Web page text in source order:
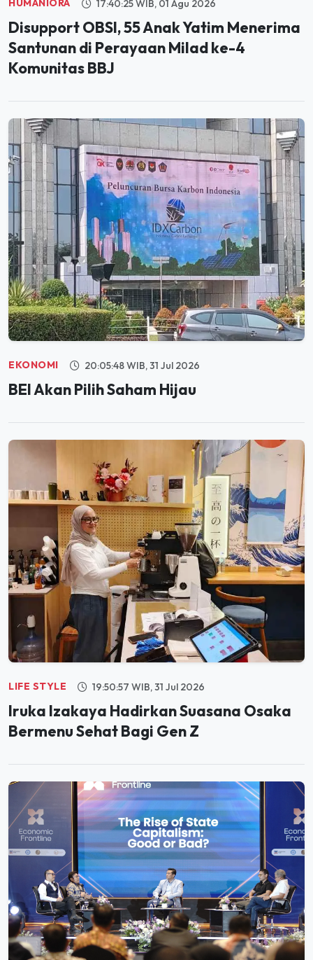
HUMANIORA 17:40:25 WIB, 01 Agu 2026
Disupport OBSI, 55 Anak Yatim Menerima
Santunan di Perayaan Milad ke-4
Komunitas BBJ
EKONOMI 20:05:48 WIB, 31 Jul 2026
BEI Akan Pilih Saham Hijau
LIFE STYLE 19:50:57 WIB, 31 Jul 2026
Iruka Izakaya Hadirkan Suasana Osaka
Bermenu Sehat Bagi Gen Z